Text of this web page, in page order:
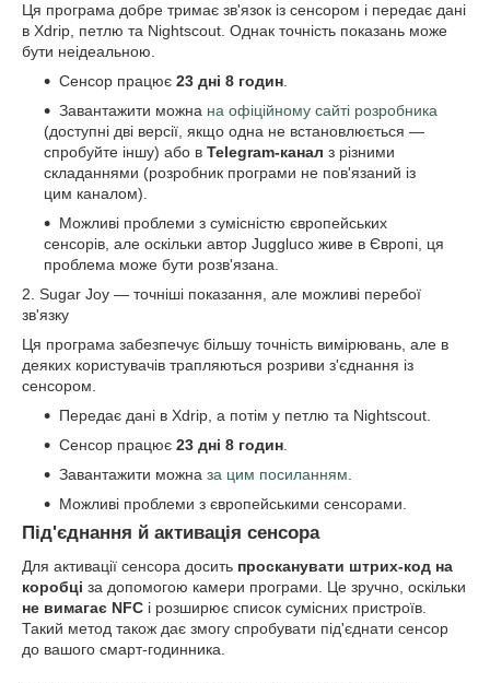
Ця програма добре тримає зв'язок із сенсором і передає дані
в Xdrip, петлю та Nightscout. Однак точність показань може
бути неідеальною.
Сенсор працює 23 дні 8 годин
Завантажити можна на офіційному сайті розробника
(доступні дві версії, якщо одна не встановлюється —
спробуйте іншу) або в Telegram-канал з різними
складаннями (розробник програми не пов'язаний із
цим каналом).
Можливі проблеми з сумісністю європейських
сенсорів, але оскільки автор Juggluco живе в Європі, ця
проблема може бути розв'язана.
2. Sugar Joy — точніші показання, але можливі перебої
зв'язку
Ця програма забезпечує більшу точність вимірювань, але в
деяких користувачів трапляються розриви з'єднання із
сенсором.
Передає дані в Xdrip, а потім у петлю та Nightscout.
Сенсор працює 23 дні 8 годин
Завантажити можна за цим посиланням
Можливі проблеми з європейськими сенсорами.
Під'єднання й активація сенсора
Для активації сенсора досить просканувати штрих-код на
коробці за допомогою камери програми. Це зручно, оскільки
не вимагає NFC і розширює список сумісних пристроїв.
Такий метод також дає змогу спробувати під'єднати сенсор
до вашого смарт-годинника.